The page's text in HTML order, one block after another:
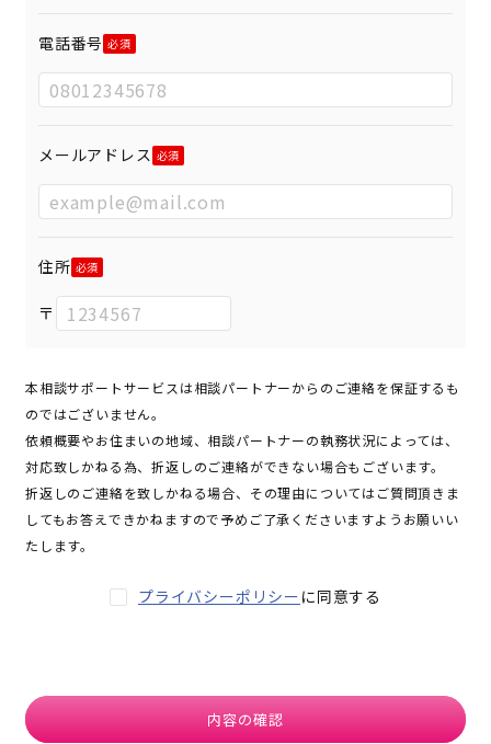
電話番号
メールアドレス
住所
〒
本相談サポートサービスは相談パートナーからのご連絡を保証するも
のではございません。
依頼概要やお住まいの地域、相談パートナーの執務状況によっては、
対応致しかねる為、折返しのご連絡ができない場合もございます。
折返しのご連絡を致しかねる場合、その理由についてはご質問頂きま
してもお答えできかねますので予めご了承くださいますようお願いい
たします。
プライバシーポリシー に同意する
内容の確認